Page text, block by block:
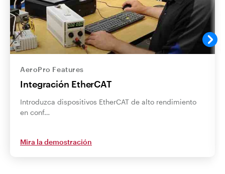
AeroPro Features
Integración EtherCAT
Introduzca dispositivos EtherCAT de alto rendimiento
en conf…
Mira la demostración